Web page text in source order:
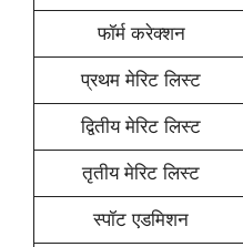
फॉर्म करेक्शन
प्रथम मेरिट लिस्ट
द्वितीय मेरिट लिस्ट
तृतीय मेरिट लिस्ट
स्पॉट एडमिशन